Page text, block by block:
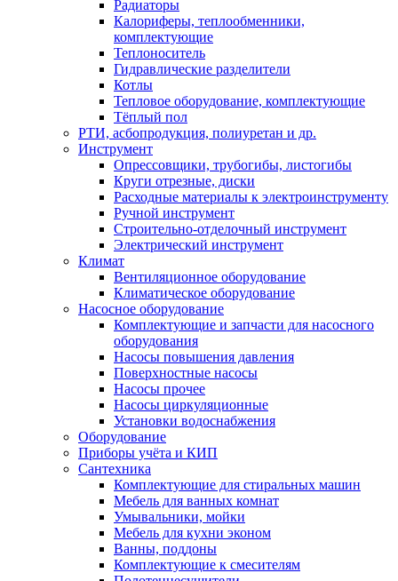
Радиаторы
Калориферы, теплообменники,
комплектующие
Теплоноситель
Гидравлические разделители
Котлы
Тепловое оборудование, комплектующие
Тёплый пол
РТИ, асбопродукция, полиуретан и др.
Инструмент
Опрессовщики, трубогибы, листогибы
Круги отрезные, диски
Расходные материалы к электроинструменту
Ручной инструмент
Строительно-отделочный инструмент
Электрический инструмент
Климат
Вентиляционное оборудование
Климатическое оборудование
Насосное оборудование
Комплектующие и запчасти для насосного
оборудования
Насосы повышения давления
Поверхностные насосы
Насосы прочее
Насосы циркуляционные
Установки водоснабжения
Оборудование
Приборы учёта и КИП
Сантехника
Комплектующие для стиральных машин
Мебель для ванных комнат
Умывальники, мойки
Мебель для кухни эконом
Ванны, поддоны
Комплектующие к смесителям